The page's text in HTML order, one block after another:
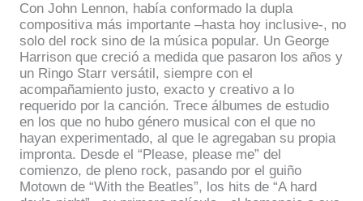
Con John Lennon, había conformado la dupla
compositiva más importante –hasta hoy inclusive-, no
solo del rock sino de la música popular. Un George
Harrison que creció a medida que pasaron los años y
un Ringo Starr versátil, siempre con el
acompañamiento justo, exacto y creativo a lo
requerido por la canción. Trece álbumes de estudio
en los que no hubo género musical con el que no
hayan experimentado, al que le agregaban su propia
impronta. Desde el “Please, please me” del
comienzo, de pleno rock, pasando por el guiño
Motown de “With the Beatles”, los hits de “A hard